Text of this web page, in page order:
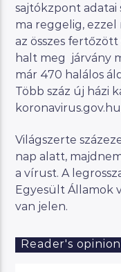
sajtókzpont
ma reggelig,
az összes
halt meg járvány
már 470 halálos
Több száz új házi
Világszerte
nap alatt,
a vírust. A
Egyesült Államok
van jelen.
Reader's